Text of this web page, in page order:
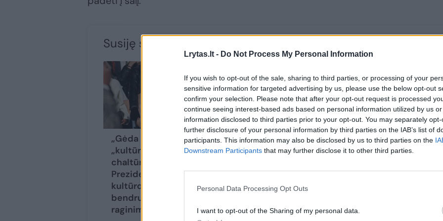
Lrytas.lt - Do Not Process My Personal Information
If you wish to opt-out of the sale, sharing to third parties, or processing of your
sensitive information for targeted advertising by us, please use the below opt-out
confirm your selection. Please note that after your opt-out request is processed
continue seeing interest-based ads based on personal information utilized by us
information disclosed to third parties prior to your opt-out. You may separately
further disclosure of your personal information by third parties on the IAB’s list of
participants. This information may also be disclosed by us to third parties on the
Downstream Participants that may further disclose it to other third parties.
Personal Data Processing Opt Outs
I want to opt-out of the Sharing of my personal data.
Susiję straipsniai
„Gėda Nausėda“ ir
„kultūra – ne
chaltūra“: prie
Prezidentūros –
kultūros
bendruomenės
raginimas
Susitikime su
ministrais –
Skvernelio
klausimai Ž.
D. Šakalienė: Turkija
dislokavo AWACS